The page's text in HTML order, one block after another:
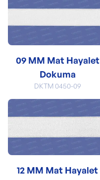
09 MM Mat Hayalet
Dokuma
DKTM 0450-09
12 MM Mat Hayalet